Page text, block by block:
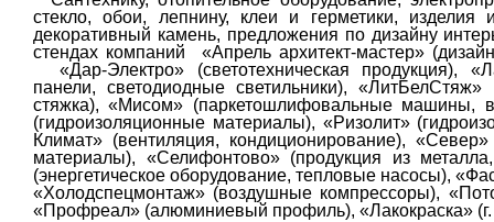
стекло, обои, лепнину, клеи и герметики, изделия
декоративный камень, предложения по дизайну
стендах компаний
«Апрель архитект-мастер»
«Дар-Электро» (светотехническая продукция),
панели, светодиодные светильники),
стяжка), «Мисом» (паркетошлифовальные машины,
(гидроизоляционные материалы), «Ризолит»
Климат» (вентиляция, кондиционирование),
материалы), «Селифонтово» (продукция из
(энергетическое оборудование, тепловые насосы),
«Холодспецмонтаж» (воздушные компрессоры),
«Профреал» (алюминиевый профиль), «Лакокраска» (г.